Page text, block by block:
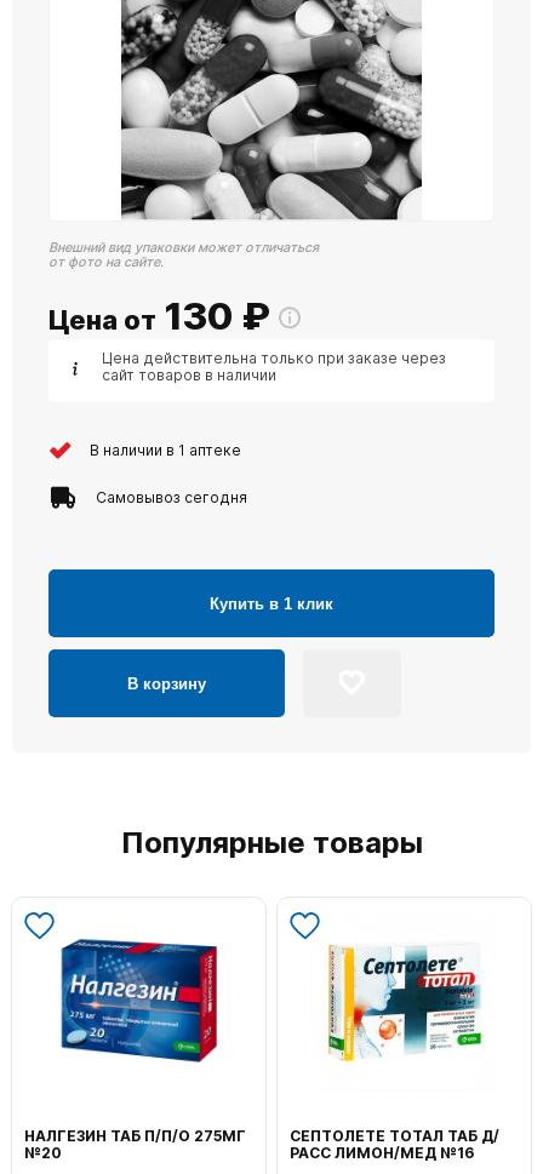
Внешний вид упаковки может отличаться
от фото на сайте.
Цена от 130 ₽
Цена действительна только при заказе через
сайт товаров в наличии
В наличии в 1 аптеке
Самовывоз сегодня
Купить в 1 клик
В корзину
Популярные товары
ТОТАЛ ТАБ Д/
МЕД №16
ВОЛЬТАРЕН ЭМУЛЬГЕЛЬ
НАРУЖ 2% 100Г
0,1% 50Г